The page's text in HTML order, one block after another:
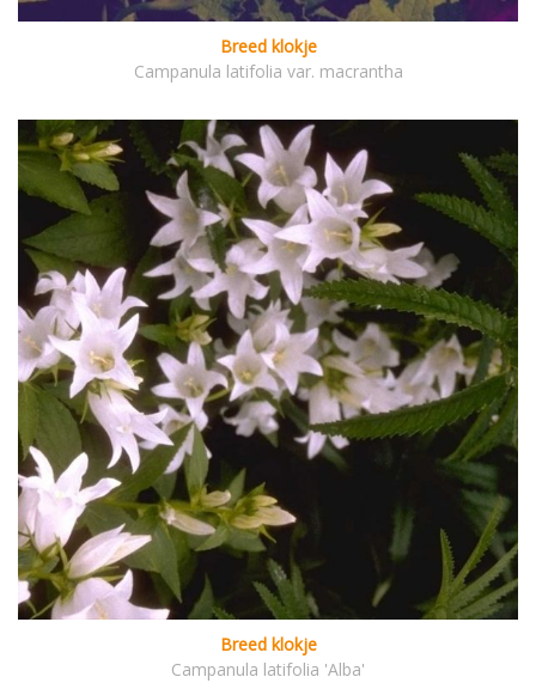
Breed klokje
Campanula latifolia var. macrantha
Breed klokje
Campanula latifolia 'Alba'